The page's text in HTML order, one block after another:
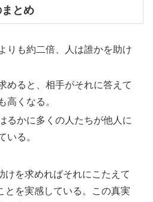
とめ
りも約二倍、人は誰かを助け
めると、相手がそれに答えて
高くなる。
るかに多くの人たちが他人に
いる。
けを求めればそれにこたえて
とを実感している。この真実